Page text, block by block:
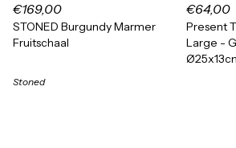
€169,00
STONED Burgundy Marmer
Fruitschaal
Stoned
€64,00
Present
Large -